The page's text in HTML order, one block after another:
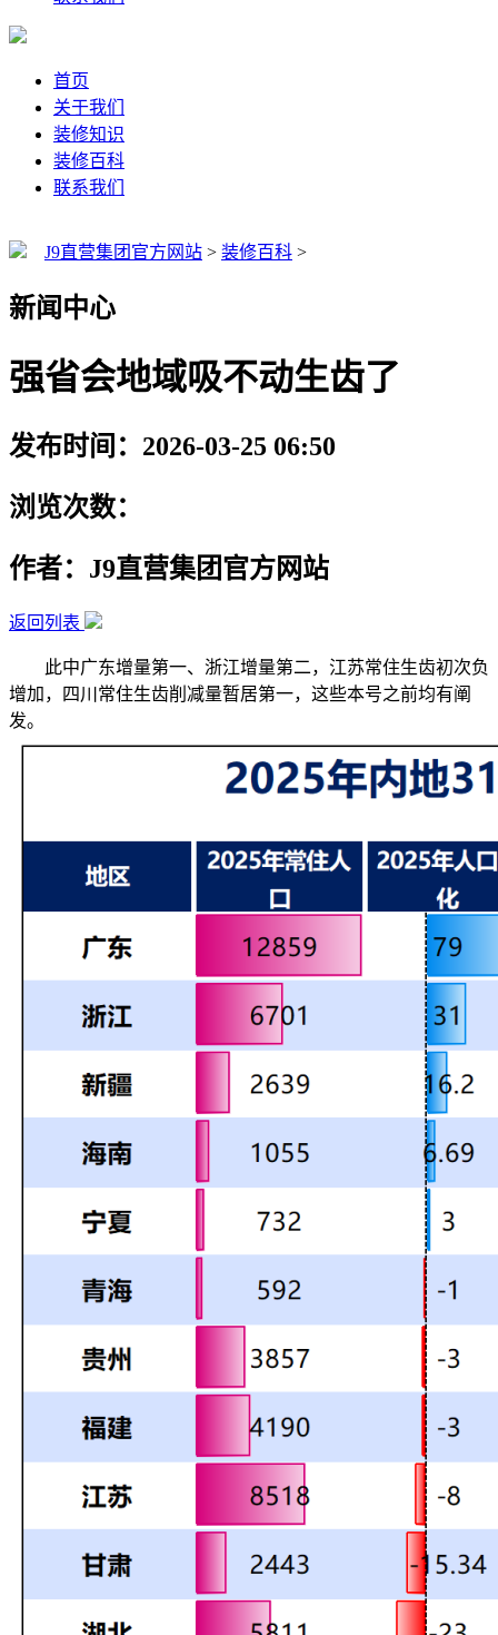
首页
关于我们
装修知识
装修百科
联系我们
J9直营集团官方网站 > 装修百科 >
新闻中心
强省会地域吸不动生齿了
发布时间：2026-03-25 06:50
浏览次数：
作者：J9直营集团官方网站
返回列表
此中广东增量第一、浙江增量第二，江苏常住生齿初次负
增加，四川常住生齿削减量暂居第一，这些本号之前均有阐
发。